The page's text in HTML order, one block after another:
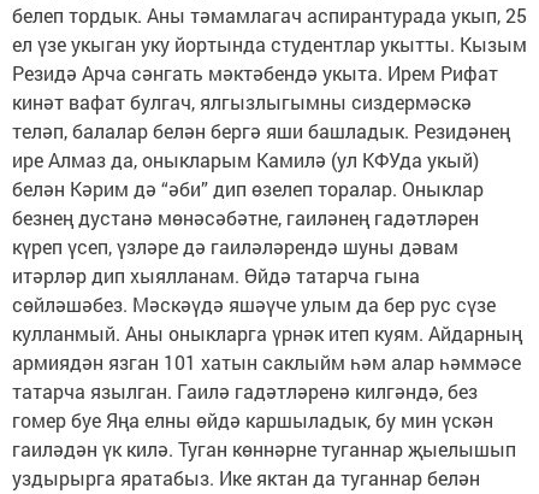
белеп тордык. Аны тәмамлагач аспирантурада укып, 25
ел үзе укыган уку йортында студентлар укытты. Кызым
Резидә Арча сәнгать мәктәбендә укыта. Ирем Рифат
кинәт вафат булгач, ялгызлыгымны сиздермәскә
теләп, балалар белән бергә яши башладык. Резидәнең
ире Алмаз да, оныкларым Камилә (ул КФУда укый)
белән Кәрим дә “әби” дип өзелеп торалар. Оныклар
безнең дустанә мөнәсәбәтне, гаиләнең гадәтләрен
күреп үсеп, үзләре дә гаиләләрендә шуны дәвам
итәрләр дип хыялланам. Өйдә татарча гына
сөйләшәбез. Мәскәүдә яшәүче улым да бер рус сүзе
кулланмый. Аны оныкларга үрнәк итеп куям. Айдарның
армиядән язган 101 хатын саклыйм һәм алар һәммәсе
татарча язылган. Гаилә гадәтләренә килгәндә, без
гомер буе Яңа елны өйдә каршыладык, бу мин үскән
гаиләдән үк килә. Туган көннәрне туганнар җыелышып
уздырырга яратабыз. Ике яктан да туганнар белән